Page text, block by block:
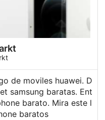
de moviles huawei. D
samsung baratas. Ent
barato. Mira este l
baratos